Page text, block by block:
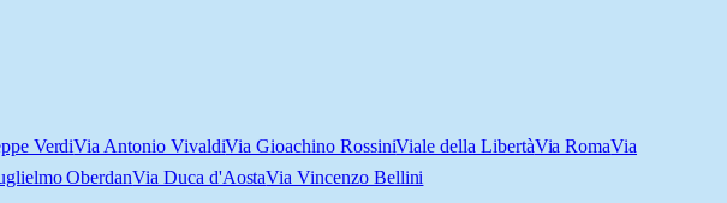
VerdiVia Antonio VivaldiVia Gioachino RossiniViale della LibertàVia RomaVia
OberdanVia Duca d'AostaVia Vincenzo Bellini